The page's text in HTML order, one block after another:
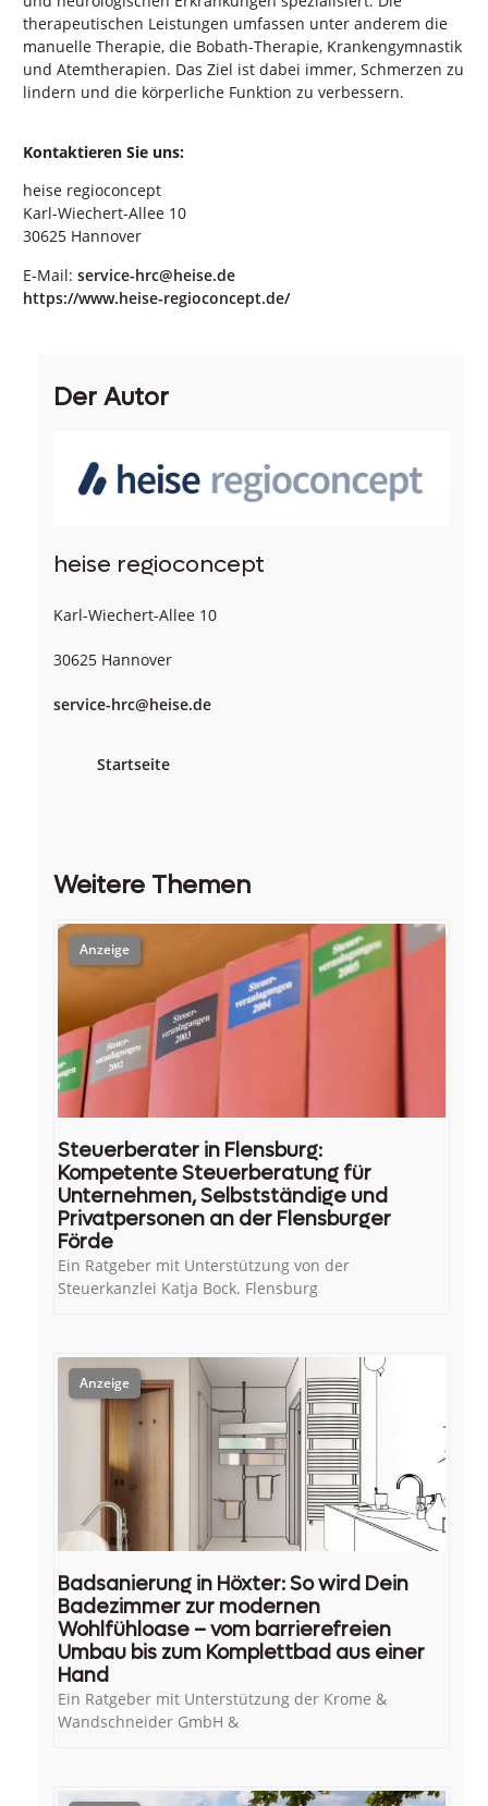
therapeutischen Leistungen umfassen unter anderem die
manuelle Therapie, die Bobath-Therapie, Krankengymnastik
und Atemtherapien. Das Ziel ist dabei immer, Schmerzen zu
lindern und die körperliche Funktion zu verbessern.
Kontaktieren Sie uns:
heise regioconcept
Karl-Wiechert-Allee 10
30625 Hannover
E-Mail: service-hrc@heise.de
https://www.heise-regioconcept.de/
Der Autor
heise regioconcept
Karl-Wiechert-Allee 10
30625 Hannover
service-hrc@heise.de
Startseite
Weitere Themen
Steuerberater in Flensburg:
Kompetente Steuerberatung für
Unternehmen, Selbstständige und
Privatpersonen an der Flensburger
Förde
Ein Ratgeber mit Unterstützung von der
Steuerkanzlei Katja Bock. Flensburg
Badsanierung in Höxter: So wird Dein
Badezimmer zur modernen
Wohlfühloase – vom barrierefreien
Umbau bis zum Komplettbad aus einer
Hand
Ein Ratgeber mit Unterstützung der Krome &
Wandschneider GmbH &